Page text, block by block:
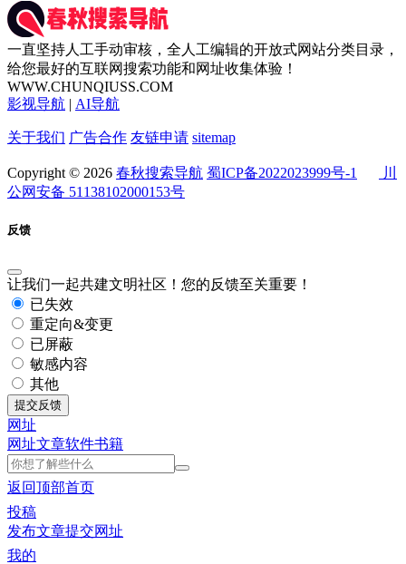
一直坚持人工手动审核，全人工编辑的开放式网站分类目录，
给您最好的互联网搜索功能和网址收集体验！
WWW.CHUNQIUSS.COM
影视导航 | AI导航
关于我们 广告合作 友链申请 sitemap
Copyright © 2026 春秋搜索导航 蜀ICP备2022023999号-1
川
公网安备 51138102000153号
反馈
让我们一起共建文明社区！您的反馈至关重要！
已失效
重定向&变更
已屏蔽
敏感内容
其他
提交反馈
网址
网址文章软件书籍
返回顶部首页
投稿
发布文章提交网址
我的